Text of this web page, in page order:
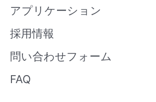
アプリケーション
採用情報
問い合わせフォーム
FAQ